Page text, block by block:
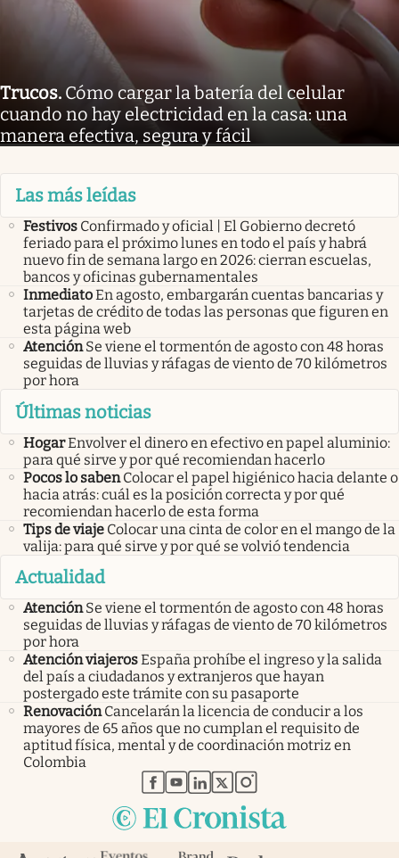
Trucos. Cómo cargar la batería del celular
cuando no hay electricidad en la casa: una
manera efectiva, segura y fácil
Las más leídas
Festivos Confirmado y oficial | El Gobierno decretó
feriado para el próximo lunes en todo el país y habrá
nuevo fin de semana largo en 2026: cierran escuelas,
bancos y oficinas gubernamentales
InmediatoEn agosto, embargarán cuentas bancarias y
tarjetas de crédito de todas las personas que figuren en
esta página web
Atención Se viene el tormentón de agosto con 48 horas
seguidas de lluvias y ráfagas de viento de 70 kilómetros
por hora
Últimas noticias
HogarEnvolver el dinero en efectivo en papel aluminio:
para qué sirve y por qué recomiendan hacerlo
Pocos lo saben Colocar el papel higiénico hacia delante o
hacia atrás: cuál es la posición correcta y por qué
recomiendan hacerlo de esta forma
Tips de viaje Colocar una cinta de color en el mango de la
valija: para qué sirve y por qué se volvió tendencia
Actualidad
Atención Se viene el tormentón de agosto con 48 horas
seguidas de lluvias y ráfagas de viento de 70 kilómetros
por hora
Atención viajerosEspaña prohíbe el ingreso y la salida
del país a ciudadanos y extranjeros que hayan
postergado este trámite con su pasaporte
Renovación Cancelarán la licencia de conducir a los
mayores de 65 años que no cumplan el requisito de
aptitud física, mental y de coordinación motriz en
Colombia
abre en nueva pestaña
abre en nueva pestaña
abre en nueva pestaña
abre en nueva pestaña
abre en nueva pestaña